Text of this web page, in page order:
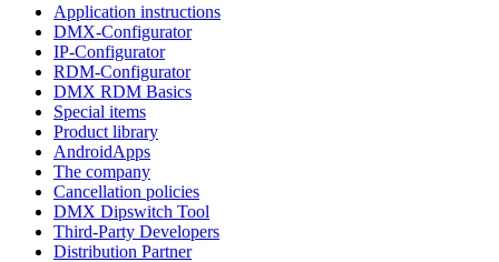
Application instructions
DMX-Configurator
IP-Configurator
RDM-Configurator
DMX RDM Basics
Special items
Product library
AndroidApps
The company
Cancellation policies
DMX Dipswitch Tool
Third-Party Developers
Distribution Partner